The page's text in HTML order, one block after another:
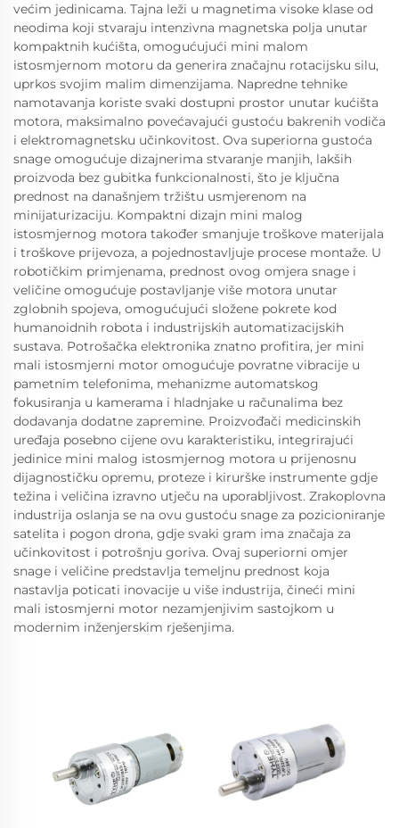
većim jedinicama. Tajna leži u magnetima visoke klase od
neodima koji stvaraju intenzivna magnetska polja unutar
kompaktnih kućišta, omogućujući mini malom
istosmjernom motoru da generira značajnu rotacijsku silu,
uprkos svojim malim dimenzijama. Napredne tehnike
namotavanja koriste svaki dostupni prostor unutar kućišta
motora, maksimalno povećavajući gustoću bakrenih vodiča
i elektromagnetsku učinkovitost. Ova superiorna gustoća
snage omogućuje dizajnerima stvaranje manjih, lakših
proizvoda bez gubitka funkcionalnosti, što je ključna
prednost na današnjem tržištu usmjerenom na
minijaturizaciju. Kompaktni dizajn mini malog
istosmjernog motora također smanjuje troškove materijala
i troškove prijevoza, a pojednostavljuje procese montaže. U
robotičkim primjenama, prednost ovog omjera snage i
veličine omogućuje postavljanje više motora unutar
zglobnih spojeva, omogućujući složene pokrete kod
humanoidnih robota i industrijskih automatizacijskih
sustava. Potrošačka elektronika znatno profitira, jer mini
mali istosmjerni motor omogućuje povratne vibracije u
pametnim telefonima, mehanizme automatskog
fokusiranja u kamerama i hladnjake u računalima bez
dodavanja dodatne zapremine. Proizvođači medicinskih
uređaja posebno cijene ovu karakteristiku, integrirajući
jedinice mini malog istosmjernog motora u prijenosnu
dijagnostičku opremu, proteze i kirurške instrumente gdje
težina i veličina izravno utječu na uporabljivost. Zrakoplovna
industrija oslanja se na ovu gustoću snage za pozicioniranje
satelita i pogon drona, gdje svaki gram ima značaja za
učinkovitost i potrošnju goriva. Ovaj superiorni omjer
snage i veličine predstavlja temeljnu prednost koja
nastavlja poticati inovacije u više industrija, čineći mini
mali istosmjerni motor nezamjenjivim sastojkom u
modernim inženjerskim rješenjima.